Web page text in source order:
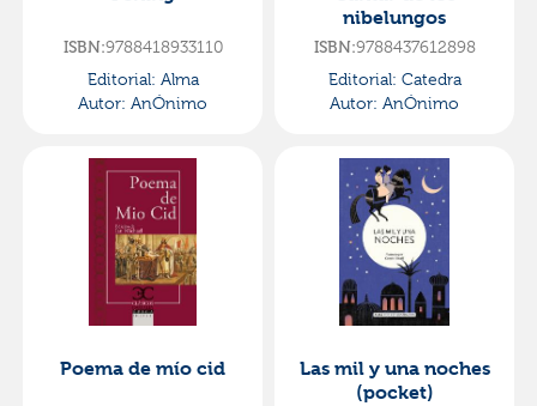
ISBN:9788418933110
Editorial: Alma
Autor: AnÓnimo
nibelungos
ISBN:9788437612898
Editorial: Catedra
Autor: AnÓnimo
Poema de mío cid
Las mil y una noches
(pocket)